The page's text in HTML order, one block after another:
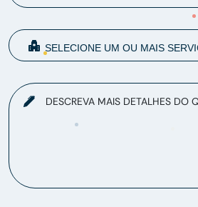
DESCREVA MAIS DETALHES DO